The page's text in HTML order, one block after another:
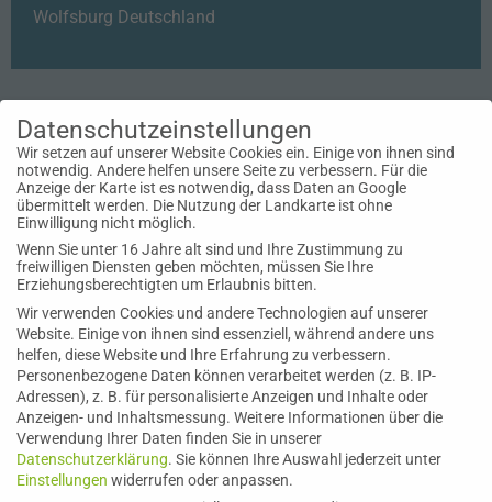
Wolfsburg Deutschland
Datenschutzeinstellungen
Wir setzen auf unserer Website Cookies ein. Einige von ihnen sind
notwendig. Andere helfen unsere Seite zu verbessern. Für die
Anzeige der Karte ist es notwendig, dass Daten an Google
übermittelt werden. Die Nutzung der Landkarte ist ohne
Einwilligung nicht möglich.
Wenn Sie unter 16 Jahre alt sind und Ihre Zustimmung zu
freiwilligen Diensten geben möchten, müssen Sie Ihre
Erziehungsberechtigten um Erlaubnis bitten.
Wir verwenden Cookies und andere Technologien auf unserer
Website. Einige von ihnen sind essenziell, während andere uns
helfen, diese Website und Ihre Erfahrung zu verbessern.
Personenbezogene Daten können verarbeitet werden (z. B. IP-
Adressen), z. B. für personalisierte Anzeigen und Inhalte oder
Anzeigen- und Inhaltsmessung. Weitere Informationen über die
Verwendung Ihrer Daten finden Sie in unserer
Datenschutzerklärung. Sie können Ihre Auswahl jederzeit unter
Einstellungen widerrufen oder anpassen.